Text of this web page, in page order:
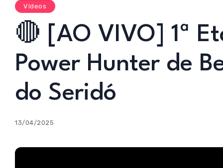
Vídeos
🔴 [AO VIVO] 1ª
Power Hunter de
do Seridó
13/04/2025